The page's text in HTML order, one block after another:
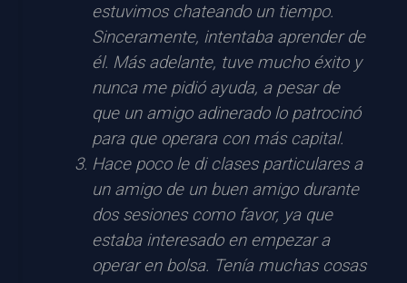
estuvimos chateando un tiempo.
Sinceramente, intentaba aprender de
él. Más adelante, tuve mucho éxito y
nunca me pidió ayuda, a pesar de
que un amigo adinerado lo patrocinó
para que operara con más capital.
Hace poco le di clases particulares a
un amigo de un buen amigo durante
dos sesiones como favor, ya que
estaba interesado en empezar a
operar en bolsa. Tenía muchas cosas